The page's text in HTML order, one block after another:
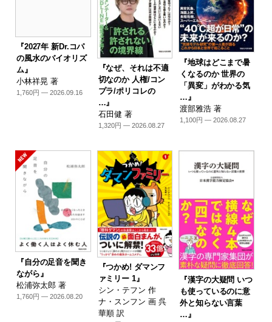
『2027年 新Dr.コパ
の風水のバイオリズ
ム』
小林祥晃 著
1,760円 — 2026.09.16
『なぜ、それは不適
切なのか 人権/コン
プラ/ポリコレの
…』
石田健 著
1,320円 — 2026.08.27
『地球はどこまで暑
くなるのか 世界の
「異変」がわかる気
…』
渡部雅浩 著
1,100円 — 2026.08.27
『自分の足音を聞き
ながら』
松浦弥太郎 著
1,760円 — 2026.08.20
『つかめ! ダマンフ
ァミリー 1』
シン・テフン 作
ナ・スンフン 画 呉
華順 訳
『漢字の大疑問 いつ
も使っているのに意
外と知らない言葉
…』